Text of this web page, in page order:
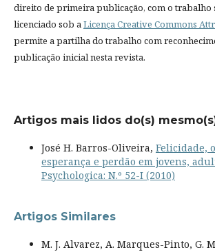
direito de primeira publicação, com o trabalho
licenciado sob aLicença Creative Commons
permite a partilha do trabalho com
publicação inicial nesta revista.
Artigos mais lidos do(s)
José H. Barros-Oliveira, Felicidade,
esperança e perdão em jovens,
Psychologica: N.º 52-I (2010)
Artigos Similares
M. J. Alvarez, A. Marques-Pinto, G.